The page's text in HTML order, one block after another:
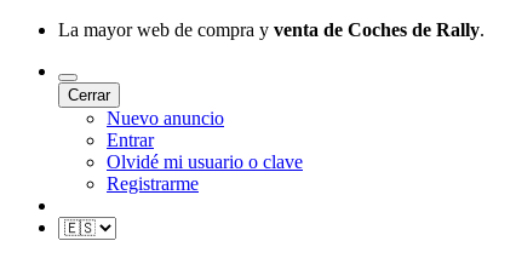
La mayor web de compra y venta de Coches de Rally.
Cerrar
Nuevo anuncio
Entrar
Olvidé mi usuario o clave
Registrarme